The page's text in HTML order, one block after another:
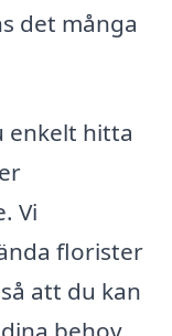
det många
enkelt hitta
Vi
florister
att du kan